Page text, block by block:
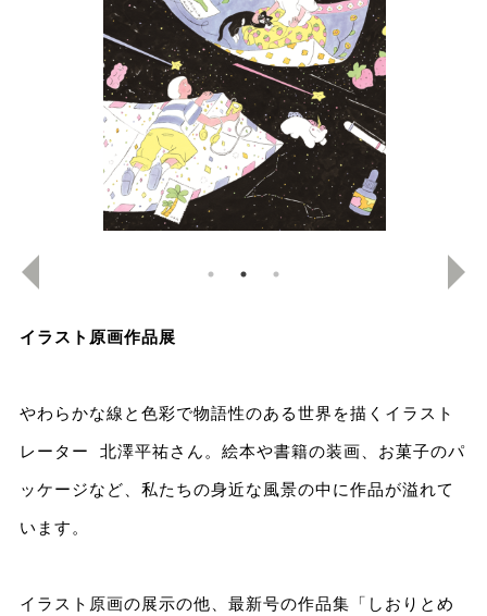
イラスト原画作品展
やわらかな線と色彩で物語性のある世界を描くイラスト
レーター 北澤平祐さん。絵本や書籍の装画、お菓子のパ
ッケージなど、私たちの身近な風景の中に作品が溢れて
います。
イラスト原画の展示の他、最新号の作品集「しおりとめ